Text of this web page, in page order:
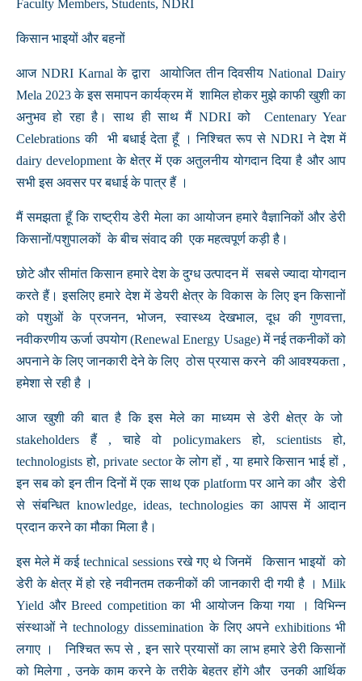
Faculty Members, Students, NDRI
किसान भाइयों और बहनों
आज NDRI Karnal के द्वारा आयोजित तीन दिवसीय National Dairy
Mela 2023 के इस समापन कार्यक्रम में शामिल होकर मुझे काफी खुशी का
अनुभव हो रहा है। साथ ही साथ मैं NDRI को Centenary Year
Celebrations की भी बधाई देता हूँ । निश्चित रूप से NDRI ने देश में
dairy development के क्षेत्र में एक अतुलनीय योगदान दिया है और आप
सभी इस अवसर पर बधाई के पात्र हैं ।
मैं समझता हूँ कि राष्ट्रीय डेरी मेला का आयोजन हमारे वैज्ञानिकों और डेरी
किसानों/पशुपालकों के बीच संवाद की एक महत्वपूर्ण कड़ी है।
छोटे और सीमांत किसान हमारे देश के दुग्ध उत्पादन में सबसे ज्यादा योगदान
करते हैं। इसलिए हमारे देश में डेयरी क्षेत्र के विकास के लिए इन किसानों
को पशुओं के प्रजनन, भोजन, स्वास्थ्य देखभाल, दूध की गुणवत्ता,
नवीकरणीय ऊर्जा उपयोग (Renewal Energy Usage) में नई तकनीकों को
अपनाने के लिए जानकारी देने के लिए ठोस प्रयास करने की आवश्यकता ,
हमेशा से रही है ।
आज खुशी की बात है कि इस मेले का माध्यम से डेरी क्षेत्र के जो
stakeholders हैं , चाहे वो policymakers हो, scientists हो,
technologists हो, private sector के लोग हों , या हमारे किसान भाई हों ,
इन सब को इन तीन दिनों में एक साथ एक platform पर आने का और डेरी
से संबन्धित knowledge, ideas, technologies का आपस में आदान
प्रदान करने का मौका मिला है।
इस मेले में कई technical sessions रखे गए थे जिनमें किसान भाइयों को
डेरी के क्षेत्र में हो रहे नवीनतम तकनीकों की जानकारी दी गयी है । Milk
Yield और Breed competition का भी आयोजन किया गया । विभिन्न
संस्थाओं ने technology dissemination के लिए अपने exhibitions भी
लगाए । निश्चित रूप से , इन सारे प्रयासों का लाभ हमारे डेरी किसानों
को मिलेगा , उनके काम करने के तरीके बेहतर होंगे और उनकी आर्थिक